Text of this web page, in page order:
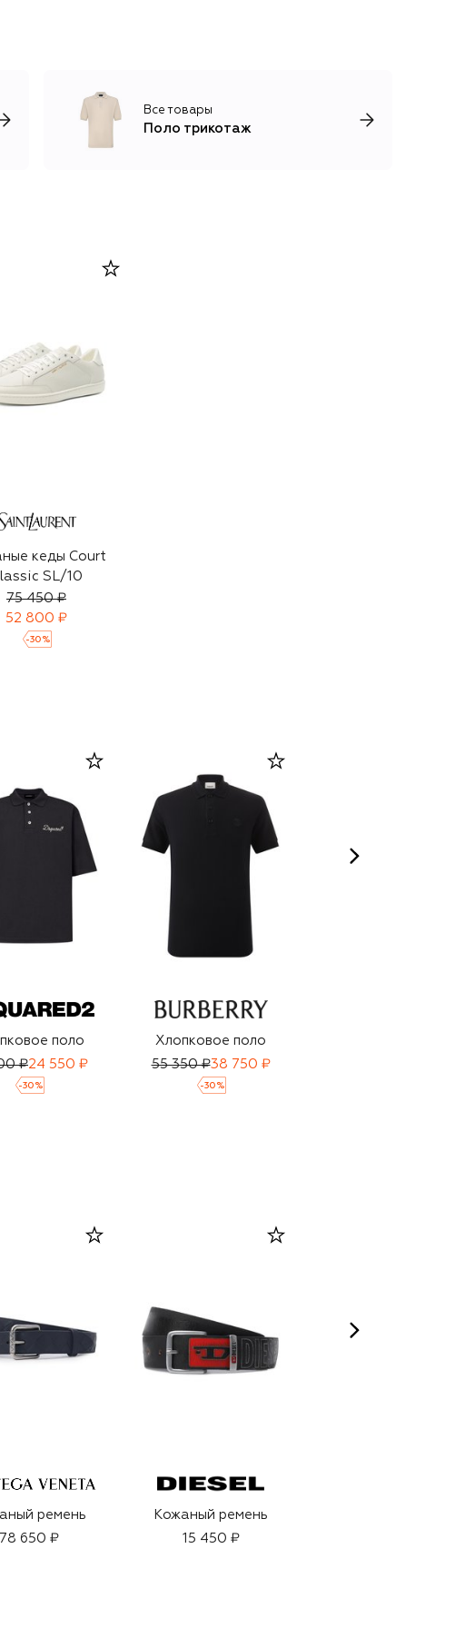
с
Все товары
Поло трикотаж
кеды Court
SL/10
75 450 ₽
52 800 ₽
-30 %
поло
₽24 550 ₽
-30 %
Хлопковое поло
55 350 ₽38 750 ₽
-30 %
ремень
78 650 ₽
Кожаный ремень
15 450 ₽